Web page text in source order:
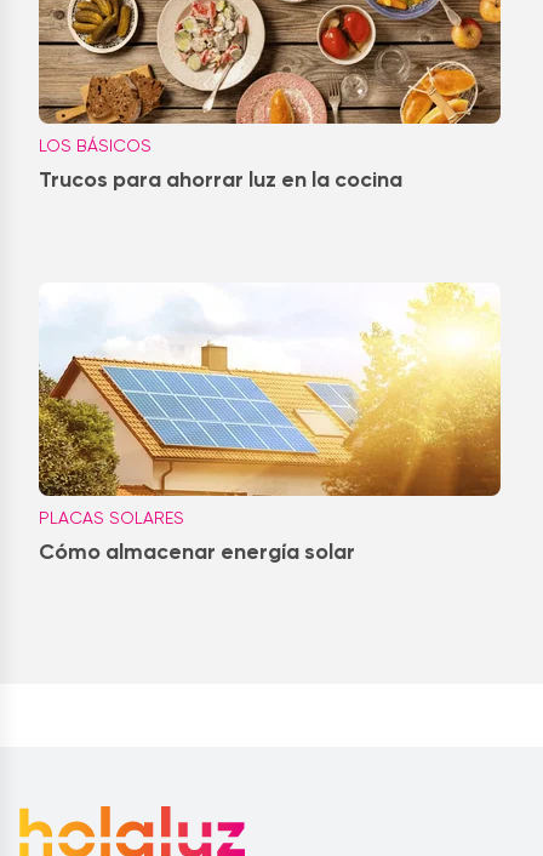
LOS BÁSICOS
Trucos para ahorrar luz en la cocina
PLACAS SOLARES
Cómo almacenar energía solar